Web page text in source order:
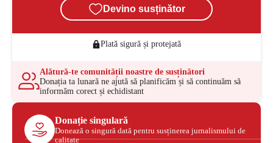
Devino susținător
Plată sigură și protejată
Alătură-te comunității noastre de susținători
Donația ta lunară ne ajută să planificăm și să continuăm să
informăm corect și echidistant
Donație singulară
Donează o singură dată pentru susținerea jurnalismului de
calitate